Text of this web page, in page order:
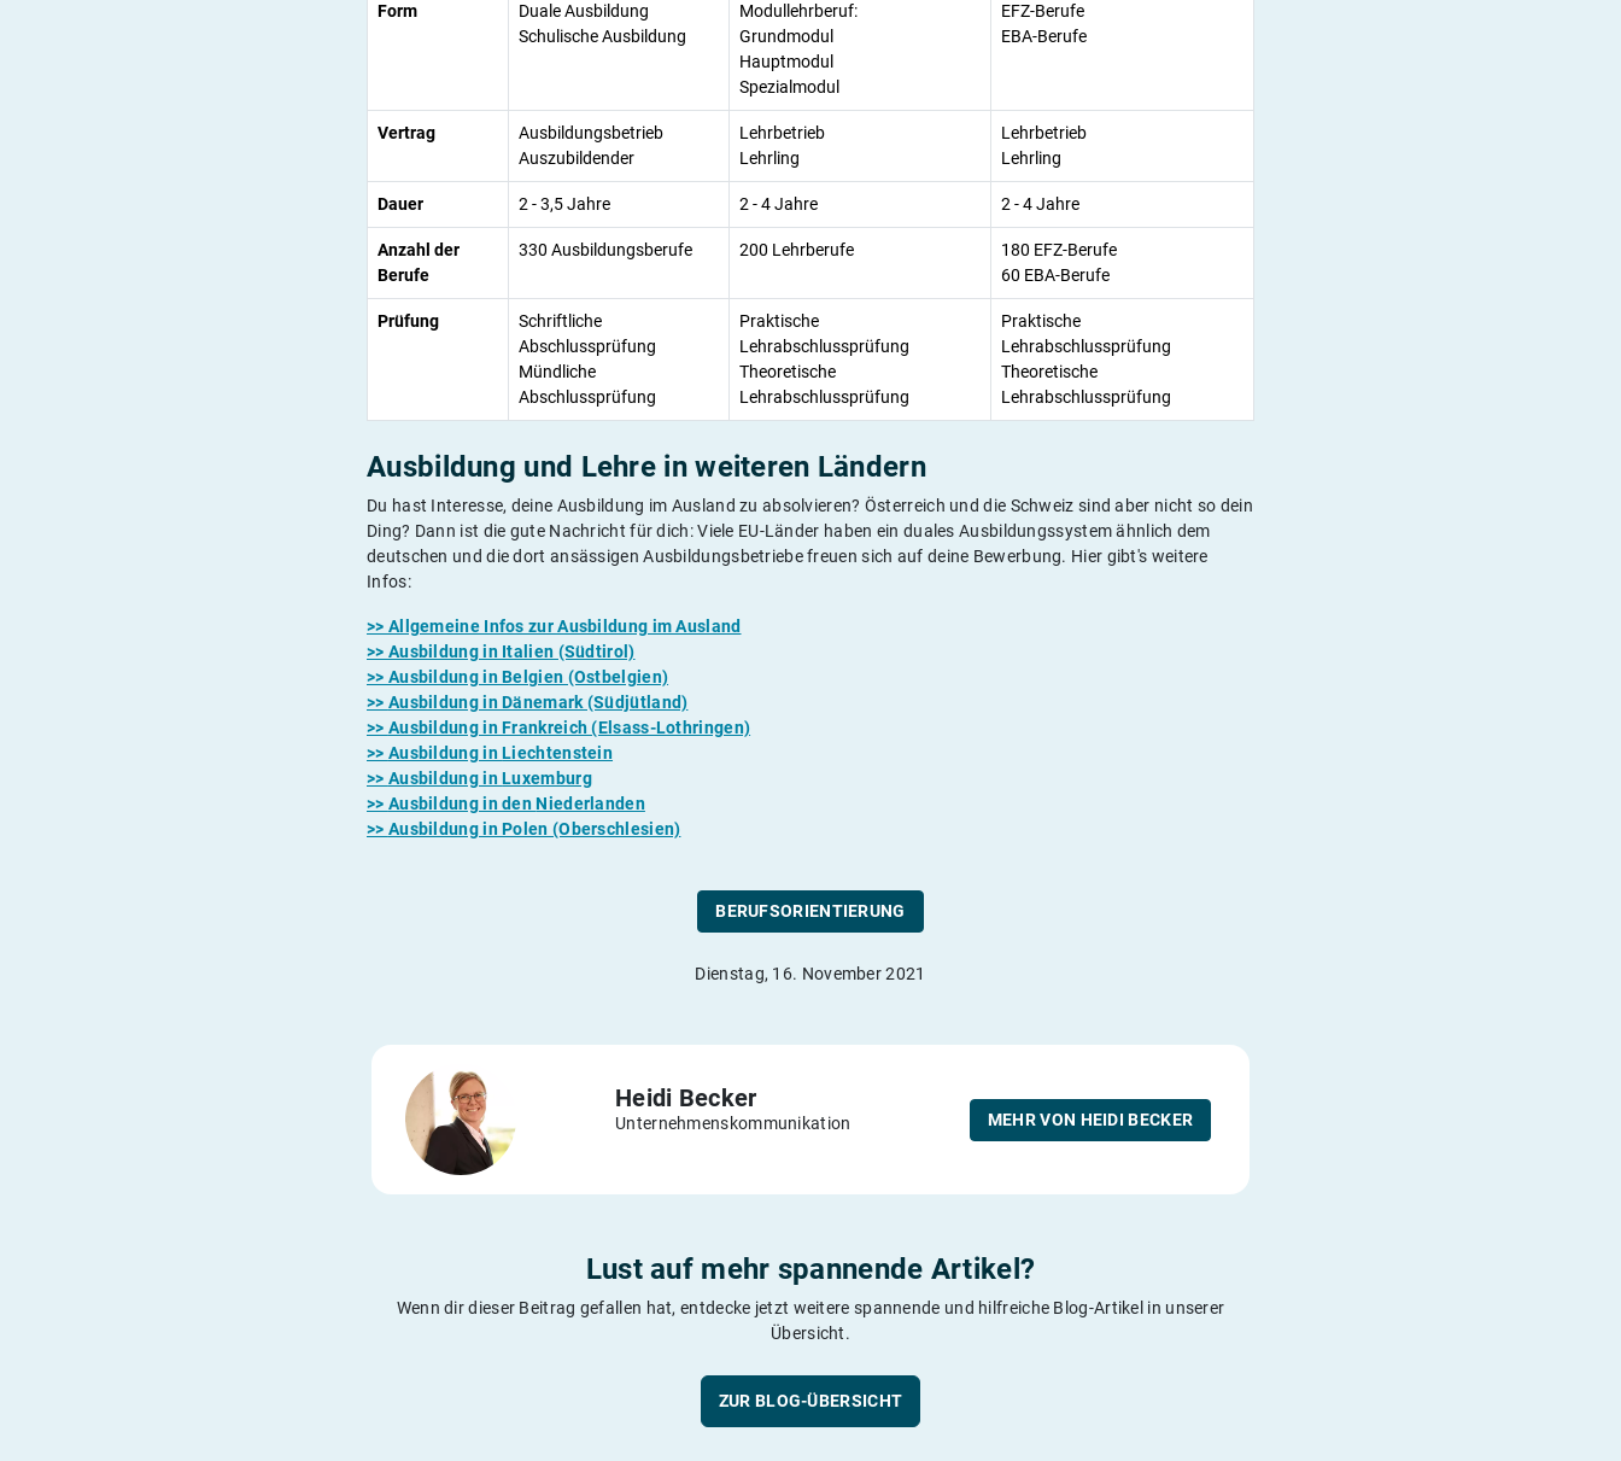
Form
Duale Ausbildung
Schulische Ausbildung
Modullehrberuf:
Grundmodul
Hauptmodul
Spezialmodul
EFZ-Berufe
EBA-Berufe
Vertrag
Ausbildungsbetrieb
Auszubildender
Lehrbetrieb
Lehrling
Lehrbetrieb
Lehrling
Dauer 2 - 3,5 Jahre 2 - 4 Jahre 2 - 4 Jahre
Anzahl der
Berufe
330 Ausbildungsberufe 200 Lehrberufe
180 EFZ-Berufe
60 EBA-Berufe
Prüfung
Schriftliche
Abschlussprüfung
Mündliche
Abschlussprüfung
Praktische
Lehrabschlussprüfung
Theoretische
Lehrabschlussprüfung
Praktische
Lehrabschlussprüfung
Theoretische
Lehrabschlussprüfung
Ausbildung und Lehre in weiteren Ländern
Du hast Interesse, deine Ausbildung im Ausland zu absolvieren? Österreich und die Schweiz sind aber nicht so dein
Ding? Dann ist die gute Nachricht für dich: Viele EU-Länder haben ein duales Ausbildungssystem ähnlich dem
deutschen und die dort ansässigen Ausbildungsbetriebe freuen sich auf deine Bewerbung. Hier gibt's weitere
Infos:
>> Allgemeine Infos zur Ausbildung im Ausland
>> Ausbildung in Italien (Südtirol)
>> Ausbildung in Belgien (Ostbelgien)
>> Ausbildung in Dänemark (Südjütland)
>> Ausbildung in Frankreich (Elsass-Lothringen)
>> Ausbildung inLiechtenstein
>> Ausbildung inLuxemburg
>> Ausbildung in denNiederlanden
>> Ausbildung in Polen (Oberschlesien)
BERUFSORIENTIERUNG
Dienstag, 16. November 2021
Heidi Becker
Unternehmenskommunikation MEHR VON HEIDI BECKER
Lust auf mehr spannende Artikel?
Wenn dir dieser Beitrag gefallen hat, entdecke jetzt weitere spannende und hilfreiche Blog-Artikel in unserer
Übersicht.
ZUR BLOG-ÜBERSICHT